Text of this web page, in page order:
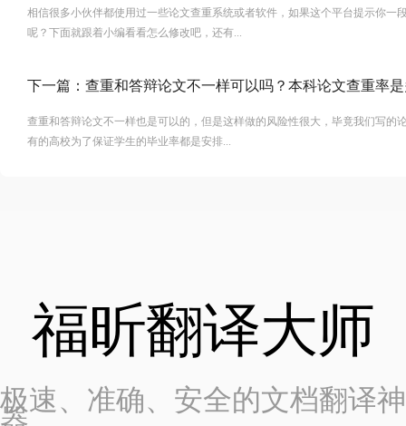
相信很多小伙伴都使用过一些论文查重系统或者软件，如果这个平台提示你一
呢？下面就跟着小编看看怎么修改吧，还有...
下一篇： 查重和答辩论文不一样可以吗？本科论文查重率
查重和答辩论文不一样也是可以的，但是这样做的风险性很大，毕竟我们写的
有的高校为了保证学生的毕业率都是安排...
福昕翻译大师
极速、准确、安全的文档翻译神